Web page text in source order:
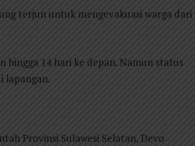
terjun untuk mengevakuasi warga dari
14 hari ke depan. Namun status
lapangan.
Provinsi Sulawesi Selatan, Devo